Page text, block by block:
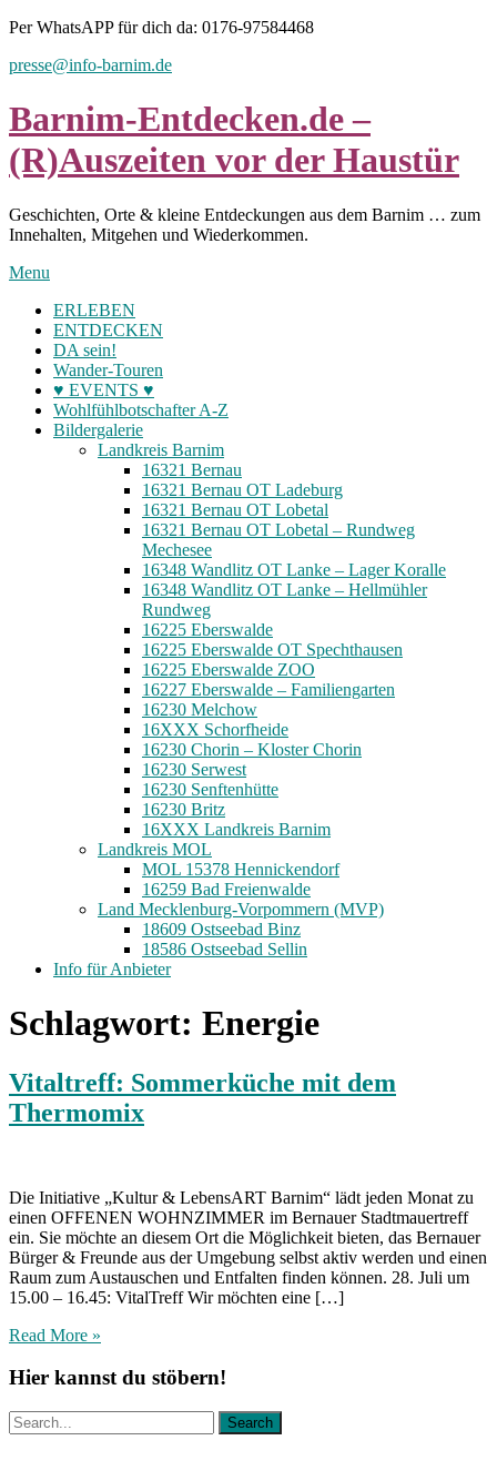
Skip
content
Per WhatsAPP für dich da: 0176-97584468
presse@info-barnim.de
Barnim-Entdecken.de –
(R)Auszeiten vor der Haustür
Geschichten, Orte & kleine Entdeckungen aus dem Barnim … zum
Innehalten, Mitgehen und Wiederkommen.
Menu
ERLEBEN
ENTDECKEN
DA sein!
Wander-Touren
♥ EVENTS ♥
Wohlfühlbotschafter A-Z
Bildergalerie
Landkreis Barnim
16321 Bernau
16321 Bernau OT Ladeburg
16321 Bernau OT Lobetal
16321 Bernau OT Lobetal – Rundweg
Mechesee
16348 Wandlitz OT Lanke – Lager Koralle
16348 Wandlitz OT Lanke – Hellmühler
Rundweg
16225 Eberswalde
16225 Eberswalde OT Spechthausen
16225 Eberswalde ZOO
16227 Eberswalde – Familiengarten
16230 Melchow
16XXX Schorfheide
16230 Chorin – Kloster Chorin
16230 Serwest
16230 Senftenhütte
16230 Britz
16XXX Landkreis Barnim
Landkreis MOL
MOL 15378 Hennickendorf
16259 Bad Freienwalde
Land Mecklenburg-Vorpommern (MVP)
18609 Ostseebad Binz
18586 Ostseebad Sellin
Info für Anbieter
Schlagwort: Energie
Vitaltreff: Sommerküche mit dem
Thermomix
Die Initiative „Kultur & LebensART Barnim“ lädt jeden Monat zu
einen OFFENEN WOHNZIMMER im Bernauer Stadtmauertreff
ein. Sie möchte an diesem Ort die Möglichkeit bieten, das Bernauer
Bürger & Freunde aus der Umgebung selbst aktiv werden und einen
Raum zum Austauschen und Entfalten finden können. 28. Juli um
15.00 – 16.45: VitalTreff Wir möchten eine […]
Read More »
Hier kannst du stöbern!